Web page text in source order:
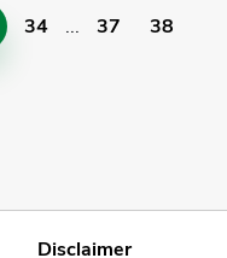
34 ... 37
38
Disclaimer